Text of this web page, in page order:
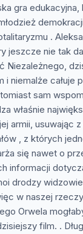
gra edukacyjna,
.
jeszcze nie tak
Niezależnego,
i niemalże całuje
sam
właśnie
armii, usuwając z
, z których
się nawet o
informacji
drodzy
w naszej
Orwela
film. .